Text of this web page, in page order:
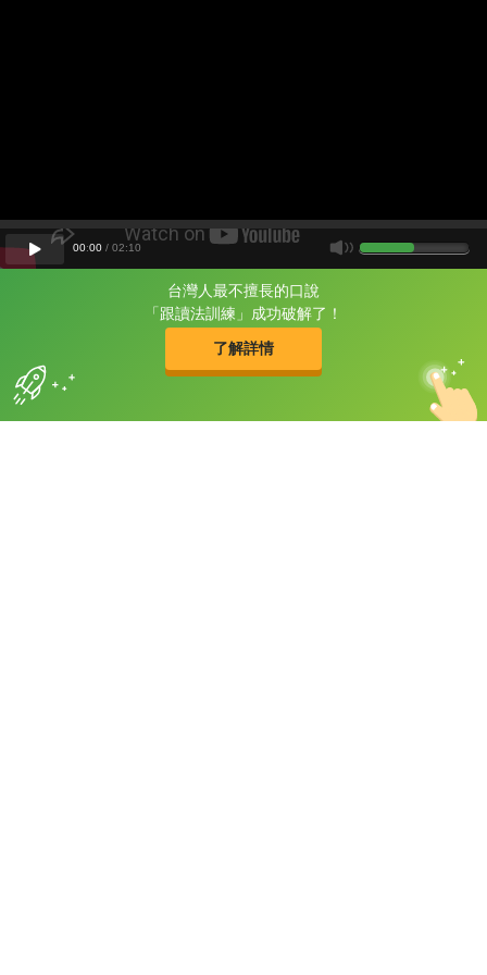
台灣人最不擅長的口說
「跟讀法訓練」成功破解了！
了解詳情
片尾有
攻其不背
的品牌故事
00:00 / 02:10